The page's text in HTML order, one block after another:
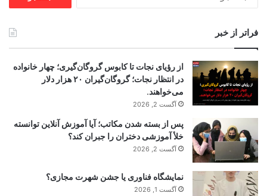
فراتر از خبر
از رؤیای نجات تا کابوس گروگان‌گیری؛ چهار خانواده
در انتظار نجات؛ گروگان‌گیران ۲۰ هزار دلار
می‌خواهند.
آگست 2, 2026
پس از بسته شدن مکاتب؛ آیا آموزش آنلاین توانسته
خلأ آموزشی دختران را جبران کند؟
آگست 2, 2026
نمایشگاه فناوری یا جشن شهرت مجازی؟
آگست 1, 2026